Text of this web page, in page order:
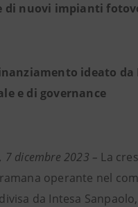
di nuovi impianti
ideato
e di governance
7 dicembre 2023 – La
operante nel
da Intesa